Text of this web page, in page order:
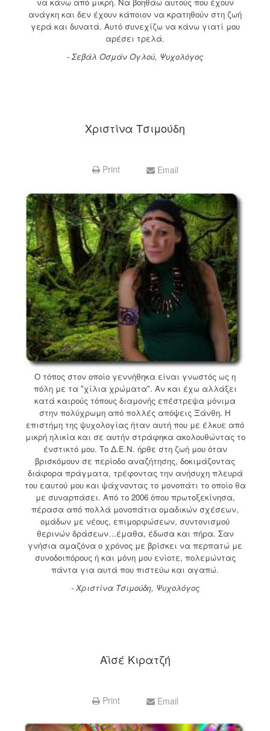
ανάγκη και δεν έχουν κάποιον να κρατηθούν στη ζωή
γερά και δυνατά. Αυτό συνεχίζω να κάνω γιατί μου
αρέσει τρελά.
- Σεβάλ Οσμάν Ογλού, Ψυχολόγος
Χριστίνα Τσιμούδη
Print Email
Ο τόπος στον οποίο γεννήθηκα είναι γνωστός ως η
πόλη με τα "χίλια χρώματα". Αν και έχω αλλάξει
κατά καιρούς τόπους διαμονής επέστρεψα μόνιμα
στην πολύχρωμη από πολλές απόψεις Ξάνθη. Η
επιστήμη της ψυχολογίας ήταν αυτή που με έλκυε από
μικρή ηλικία και σε αυτήν στράφηκα ακολουθώντας το
ένστικτό μου. Το Δ.Ε.Ν. ήρθε στη ζωή μου όταν
βρισκόμουν σε περίοδο αναζήτησης, δοκιμάζοντας
διάφορα πράγματα, τρέφοντας την ανήσυχη πλευρά
του εαυτού μου και ψάχνοντας το μονοπάτι το οποίο θα
με συναρπάσει. Από το 2006 όπου πρωτοξεκίνησα,
πέρασα από πολλά μονοπάτια ομαδικών σχέσεων,
ομάδων με νέους, επιμορφώσεων, συντονισμού
θερινών δράσεων…έμαθα, έδωσα και πήρα. Σαν
γνήσια αμαζόνα ο χρόνος με βρίσκει να περπατώ με
συνοδοιπόρους ή και μόνη μου ενίοτε, πολεμώντας
πάντα για αυτά που πιστεύω και αγαπώ.
- Χριστίνα Τσιμούδη, Ψυχολόγος
Αϊσέ Κιρατζή
Print Email